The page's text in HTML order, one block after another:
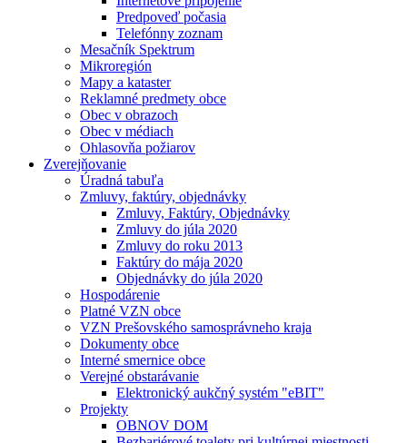
Predpoveď počasia
Telefónny zoznam
Mesačník Spektrum
Mikroregión
Mapy a kataster
Reklamné predmety obce
Obec v obrazoch
Obec v médiach
Ohlasovňa požiarov
Zverejňovanie
Úradná tabuľa
Zmluvy, faktúry, objednávky
Zmluvy, Faktúry, Objednávky
Zmluvy do júla 2020
Zmluvy do roku 2013
Faktúry do mája 2020
Objednávky do júla 2020
Hospodárenie
Platné VZN obce
VZN Prešovského samosprávneho kraja
Dokumenty obce
Interné smernice obce
Verejné obstarávanie
Elektronický aukčný systém "eBIT"
Projekty
OBNOV DOM